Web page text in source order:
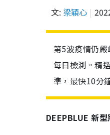
文: 梁穎心
第5波疫情仍
每日檢測。精
準，最快10分
DEEPBLUE 新